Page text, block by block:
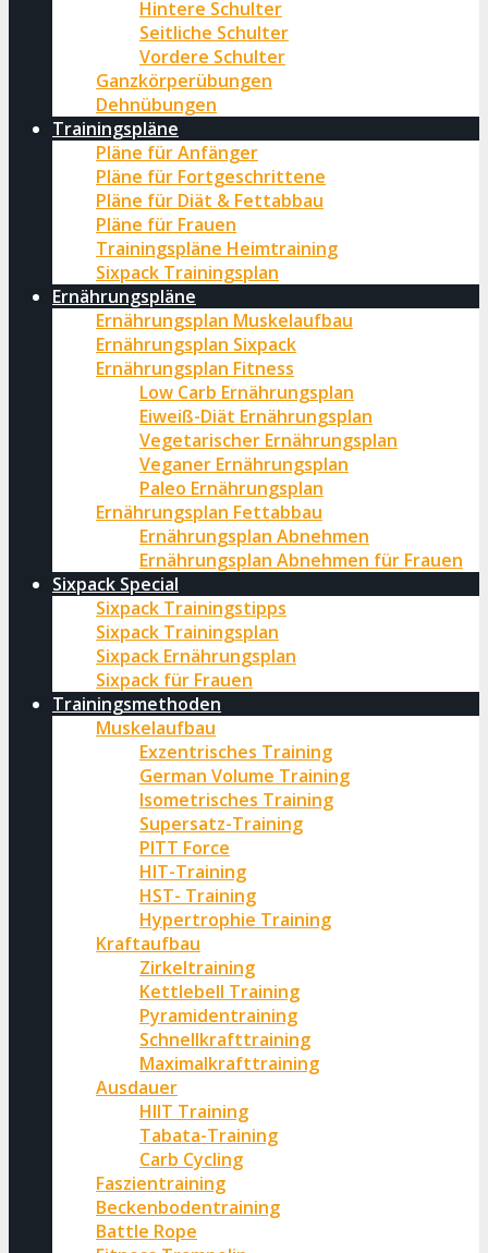
Hintere Schulter
Seitliche Schulter
Vordere Schulter
Ganzkörperübungen
Dehnübungen
Trainingspläne
Pläne für Anfänger
Pläne für Fortgeschrittene
Pläne für Diät & Fettabbau
Pläne für Frauen
Trainingspläne Heimtraining
Sixpack Trainingsplan
Ernährungspläne
Ernährungsplan Muskelaufbau
Ernährungsplan Sixpack
Ernährungsplan Fitness
Low Carb Ernährungsplan
Eiweiß-Diät Ernährungsplan
Vegetarischer Ernährungsplan
Veganer Ernährungsplan
Paleo Ernährungsplan
Ernährungsplan Fettabbau
Ernährungsplan Abnehmen
Ernährungsplan Abnehmen für Frauen
Sixpack Special
Sixpack Trainingstipps
Sixpack Trainingsplan
Sixpack Ernährungsplan
Sixpack für Frauen
Trainingsmethoden
Muskelaufbau
Exzentrisches Training
German Volume Training
Isometrisches Training
Supersatz-Training
PITT Force
HIT-Training
HST- Training
Hypertrophie Training
Kraftaufbau
Zirkeltraining
Kettlebell Training
Pyramidentraining
Schnellkrafttraining
Maximalkrafttraining
Ausdauer
HIIT Training
Tabata-Training
Carb Cycling
Faszientraining
Beckenbodentraining
Battle Rope